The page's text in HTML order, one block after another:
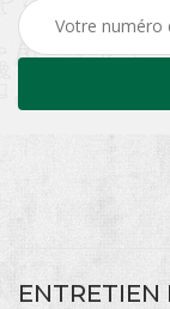
ENTRETIEN